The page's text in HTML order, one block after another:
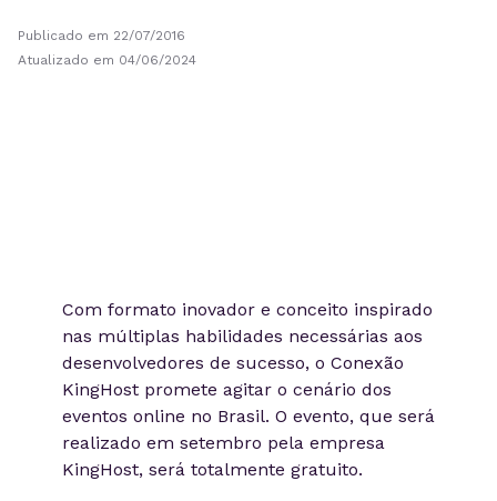
Publicado em 22/07/2016
Atualizado em 04/06/2024
Com formato inovador e conceito inspirado
nas múltiplas habilidades necessárias aos
desenvolvedores de sucesso, o Conexão
KingHost promete agitar o cenário dos
eventos online no Brasil. O evento, que será
realizado em setembro pela empresa
KingHost, será totalmente gratuito.